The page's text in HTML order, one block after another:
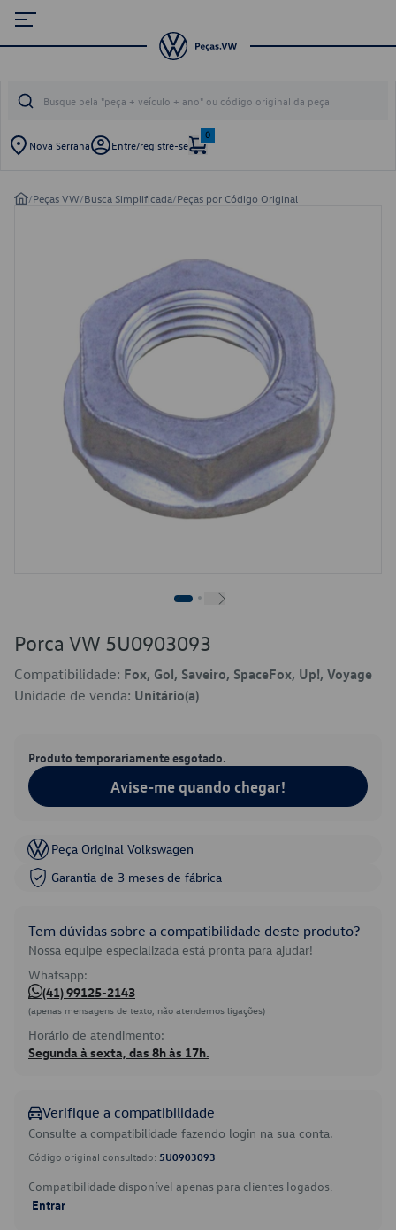
Nova Serrana Entre/registre-se
0
/Peças VW/Busca Simplificada/Peças por Código Original
Porca VW 5U0903093
Compatibilidade: Fox, Gol, Saveiro, SpaceFox, Up!, Voyage
Unidade de venda: Unitário(a)
Produto temporariamente esgotado.
Avise-me quando chegar!
Peça Original Volkswagen
Garantia de 3 meses de fábrica
Tem dúvidas sobre a compatibilidade deste produto?
Nossa equipe especializada está pronta para ajudar!
Whatsapp:
(41) 99125-2143
(apenas mensagens de texto, não atendemos ligações)
Horário de atendimento:
Segunda à sexta, das 8h às 17h.
Verifique a compatibilidade
Consulte a compatibilidade fazendo login na sua conta.
Código original consultado: 5U0903093
Compatibilidade disponível apenas para clientes logados.
Entrar